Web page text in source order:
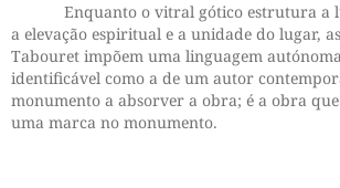
Enquanto o vitral gótico estrutura a
a elevação espiritual e a unidade do lugar,
Tabouret impõem uma linguagem
identificável como a de um autor
monumento a absorver a obra; é a obra
uma marca no monumento.